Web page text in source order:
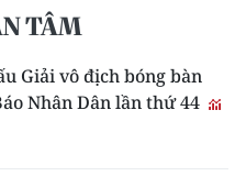
TÂM
Giải vô địch bóng bàn
Nhân Dân lần thứ 44